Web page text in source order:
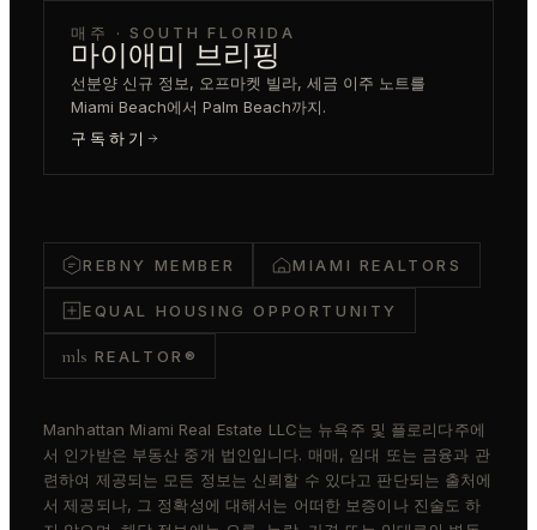
매주 · SOUTH FLORIDA
마이애미 브리핑
선분양 신규 정보, 오프마켓 빌라, 세금 이주 노트를
Miami Beach에서 Palm Beach까지.
구독하기
REBNY MEMBER MIAMI REALTORS
EQUAL HOUSING OPPORTUNITY
mls REALTOR®
Manhattan Miami Real Estate LLC는 뉴욕주 및 플로리다주에
서 인가받은 부동산 중개 법인입니다. 매매, 임대 또는 금융과 관
련하여 제공되는 모든 정보는 신뢰할 수 있다고 판단되는 출처에
서 제공되나, 그 정확성에 대해서는 어떠한 보증이나 진술도 하